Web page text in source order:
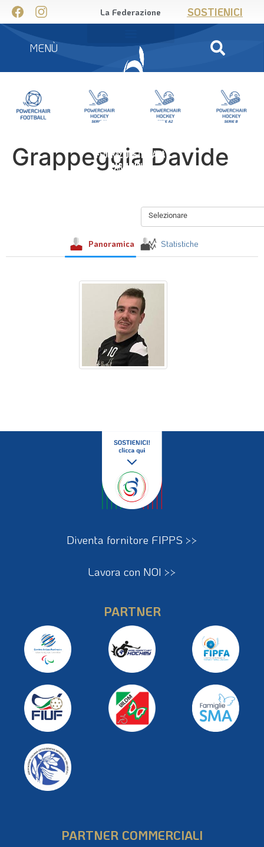
La Federazione SOSTIENICI
MENÙ
Grappeggia Davide
Selezionare
Panoramica Statistiche
Diventa fornitore FIPPS >>
Lavora con NOI >>
PARTNER
PARTNER COMMERCIALI